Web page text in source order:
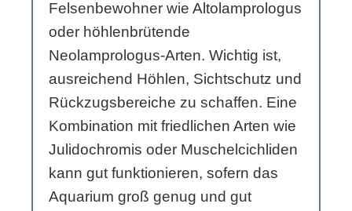
Felsenbewohner wie Altolamprologus
oder höhlenbrütende
Neolamprologus-Arten. Wichtig ist,
ausreichend Höhlen, Sichtschutz und
Rückzugsbereiche zu schaffen. Eine
Kombination mit friedlichen Arten wie
Julidochromis oder Muschelcichliden
kann gut funktionieren, sofern das
Aquarium groß genug und gut